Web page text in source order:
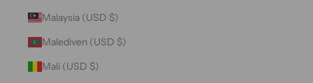
Malaysia (USD $)
Malediven (USD $)
Mali (USD $)